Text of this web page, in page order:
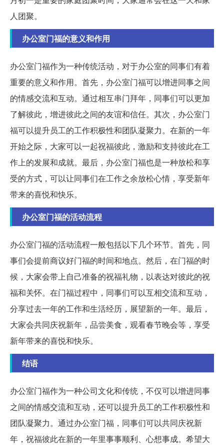
人团聚。
办公室门福的意义和作用
办公室门福作为一种传统活动，对于办公室的同事们有着
重要的意义和作用。首先，办公室门福可以增进同事之间
的情感交流和互动。通过相互串门拜年，同事们可以更加
了解彼此，增进彼此之间的友谊和信任。其次，办公室门
福可以提升员工的工作积极性和团队凝聚力。在新的一年
开始之际，大家可以一起祝福彼此，激励和支持彼此在工
作上的发展和成就。最后，办公室门福也是一种放松和享
受的方式，可以让同事们在工作之余放松心情，享受新年
带来的喜悦和快乐。
办公室门福的活动流程
办公室门福的活动流程一般包括以下几个环节。首先，同
事们会提前商议好门福的时间和地点。然后，在门福的时
候，大家会带上自己准备的祝福礼物，以表达对彼此的祝
福和关怀。在门福过程中，同事们可以互相交流和互动，
分享过去一年的工作和生活经历，展望新的一年。最后，
大家会共同庆祝新年，品尝美食，观看春节晚会等，享受
新年带来的喜悦和快乐。
结语
办公室门福作为一种公司文化和传统，不仅可以增进同事
之间的情感交流和互动，还可以提升员工的工作积极性和
团队凝聚力。通过办公室门福，同事们可以共同庆祝新
年，祝福彼此在新的一年里事事顺利、心想事成。希望大